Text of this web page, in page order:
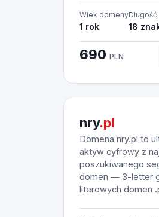
Wiek domeny
1 rok
Długość
18
690 PLN
nry.pl
Domena nry.pl to
aktyw cyfrowy z
poszukiwanego
domen — 3-letter
literowych domen